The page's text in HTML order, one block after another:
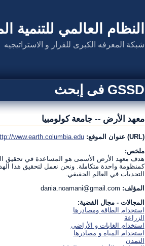
النظام العالمي للتنمية
شبكة المعرفه الكبرى للقرار و الاستراتيجيه
GSSD فى إبحث
معهد الأرض -- جامعة كولومبيا
(URL) عنوان الموقع:
www.earth.columbia.edu
ملخص:
هدف معهد الأرض الأسمى هو المساعدة في تحقيق
كمنظومة واحدة متكاملة. ونحن نعمل لتحقيق هذا
التحديات في العالم الحقيقي.
المؤلف: dania.noamani@gmail.com
المجالات - مجال القضية:
استخدام الطاقة ومصادرها
الزراعة
استخدام الغابات و الأراضي
استخدام المياه و مصادرها
التمدن